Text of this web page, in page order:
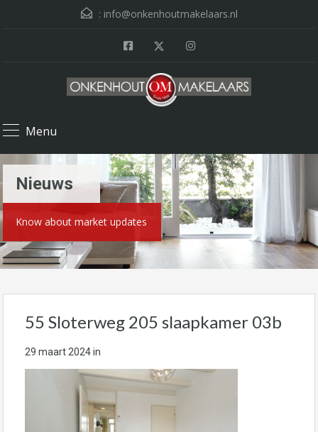
: info@onkenhoutmakelaars.nl
Menu
Nieuws
Know about market updates
55 Sloterweg 205 slaapkamer 03b
29 maart 2024in